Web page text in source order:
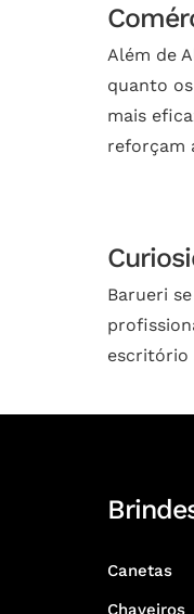
Além de
quanto
mais
reforçam
Barueri
escritório
Canetas
Chaveiros